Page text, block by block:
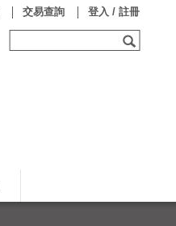
交易查詢 登入 / 註冊